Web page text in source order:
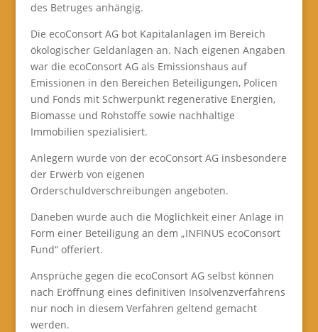
des Betruges anhängig.
Die ecoConsort AG bot Kapitalanlagen im Bereich
ökologischer Geldanlagen an. Nach eigenen Angaben
war die ecoConsort AG als Emissionshaus auf
Emissionen in den Bereichen Beteiligungen, Policen
und Fonds mit Schwerpunkt regenerative Energien,
Biomasse und Rohstoffe sowie nachhaltige
Immobilien spezialisiert.
Anlegern wurde von der ecoConsort AG insbesondere
der Erwerb von eigenen
Orderschuldverschreibungen angeboten.
Daneben wurde auch die Möglichkeit einer Anlage in
Form einer Beteiligung an dem „INFINUS ecoConsort
Fund“ offeriert.
Ansprüche gegen die ecoConsort AG selbst können
nach Eröffnung eines definitiven Insolvenzverfahrens
nur noch in diesem Verfahren geltend gemacht
werden.